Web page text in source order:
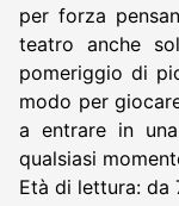
per forza
teatro anche
pomeriggio di
modo per
a entrare in
qualsiasi
Età di lettura: da